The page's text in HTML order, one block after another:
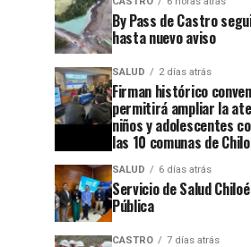
By Pass de Castro
hasta nuevo aviso
SALUD 2 días atrás
Firman histórico
permitirá ampliar la
niños y adolescentes
las 10 comunas de
SALUD 6 días atrás
Servicio de Salud
Pública
CASTRO 7 días atrás